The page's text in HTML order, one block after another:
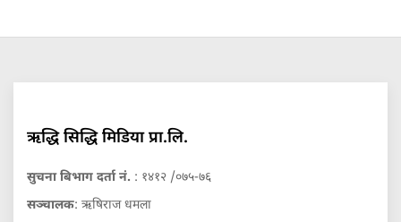
ऋद्धि सिद्धि मिडिया प्रा.लि.
सुचना बिभाग दर्ता नं. : १४१२ /०७५-७६
सञ्चालक: ऋषिराज धमला